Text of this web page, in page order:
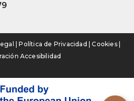
|Política de Privacidad |Cookies|
Accesibilidad